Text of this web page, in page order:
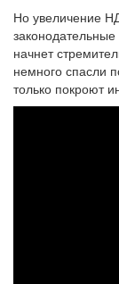
Но увеличение
начнет
немного спасли
только покроют